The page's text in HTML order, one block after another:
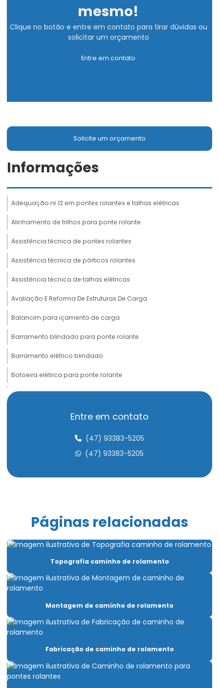
mesmo!
Clique no botão e entre em contato para tirar dúvidas ou
solicitar um orçamento
Entre em contato
Solicite um orçamento
Informações
Adequação nr 12 em pontes rolantes e talhas elétricas
Alinhamento de trilhos para ponte rolante
Assistência técnica de pontes rolantes
Assistência técnica de pórticos rolantes
Assistência técnica de talhas elétricas
Avaliação E Reforma De Estruturas De Carga
Balancim para içamento de carga
Barramento blindado para ponte rolante
Barramento elétrico blindado
Botoeira elétrica para ponte rolante
Cabeceira para ponte rolante
Cabo de aço compactado de alta performance
Cabo de aço para elevadores
Cabo de aço para talha elétrica
Caminho de rolamento para pontes rolantes
Capacitação Para Uso De Pontes Rolantes E Talhas
Carro Talha Duplaviga
Carro Talha Duplaviga Com Monitoramento De Carga
Carro Talha Duplaviga Eletrônico
Célula carga industrial
Célula de carga para ponte rolante
Entre em contato
(47) 93383-5205
(47) 93383-5205
Páginas relacionadas
Topografia caminho de rolamento
Montagem de caminho de rolamento
Fabricação de caminho de rolamento